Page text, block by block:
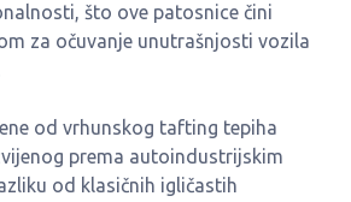
što ove patosnice čini
za očuvanje unutrašnjosti vozila
od vrhunskog tafting tepiha
prema autoindustrijskim
od klasičnih igličastih